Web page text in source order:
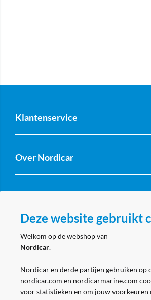
Klantenservice
Over Nordicar
Volg ons
Deze website gebruikt
Welkom op de webshop van
Nordicar.
Nordicar en derde partijen gebruiken op
nordicar.com en nordicarmarine.com
voor statistieken en om jouw voorkeuren